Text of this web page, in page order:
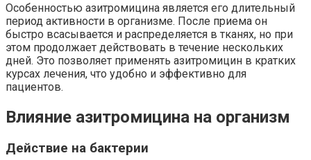
Особенностью азитромицина является его длительный
период активности в организме. После приема он
быстро всасывается и распределяется в тканях, но при
этом продолжает действовать в течение нескольких
дней. Это позволяет применять азитромицин в кратких
курсах лечения, что удобно и эффективно для
пациентов.
Влияние азитромицина на организм
Действие на бактерии